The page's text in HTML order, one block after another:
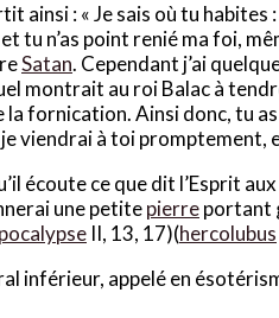
ainsi : « Je sais où tu habites
tu n’as point renié ma foi,
Satan. Cependant j’ai
montrait au roi Balac à
fornication. Ainsi donc, tu
viendrai à toi promptement,
écoute ce que dit l’Esprit aux
une petitepierreportant
II, 13, 17)(hercolubus
inférieur, appelé en